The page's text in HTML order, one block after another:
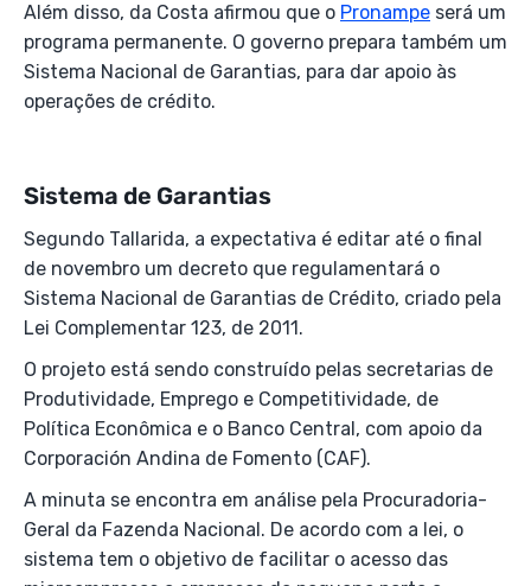
Além disso, da Costa afirmou que o Pronampe será um
programa permanente. O governo prepara também um
Sistema Nacional de Garantias, para dar apoio às
operações de crédito.
Sistema de Garantias
Segundo Tallarida, a expectativa é editar até o final
de novembro um decreto que regulamentará o
Sistema Nacional de Garantias de Crédito, criado pela
Lei Complementar 123, de 2011.
O projeto está sendo construído pelas secretarias de
Produtividade, Emprego e Competitividade, de
Política Econômica e o Banco Central, com apoio da
Corporación Andina de Fomento (CAF).
A minuta se encontra em análise pela Procuradoria-
Geral da Fazenda Nacional. De acordo com a lei, o
sistema tem o objetivo de facilitar o acesso das